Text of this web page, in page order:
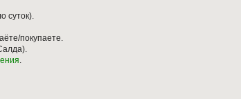
суток).
покупаете.
.